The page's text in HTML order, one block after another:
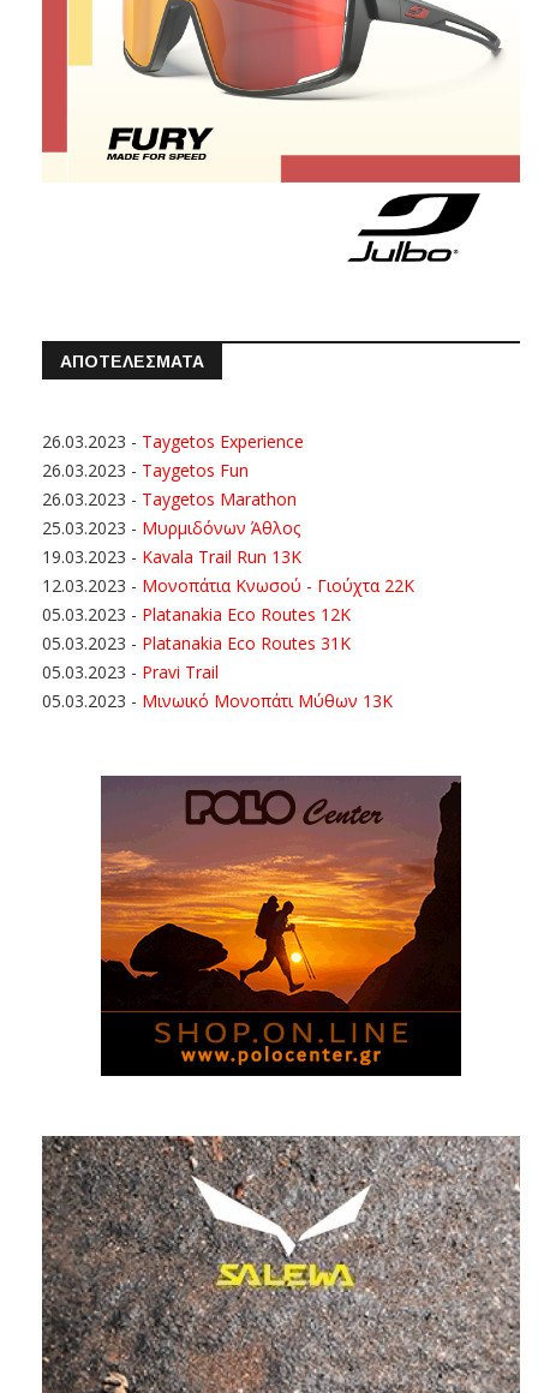
ΑΠΟΤΕΛΕΣΜΑΤΑ
26.03.2023 - Taygetos Experience
26.03.2023 - Taygetos Fun
26.03.2023 - Taygetos Marathon
25.03.2023 - Μυρμιδόνων Άθλος
19.03.2023 - Kavala Trail Run 13K
12.03.2023 - Μονοπάτια Κνωσού - Γιούχτα 22Κ
05.03.2023 - Platanakia Eco Routes 12K
05.03.2023 - Platanakia Eco Routes 31K
05.03.2023 - Pravi Trail
05.03.2023 - Μινωικό Μονοπάτι Μύθων 13Κ